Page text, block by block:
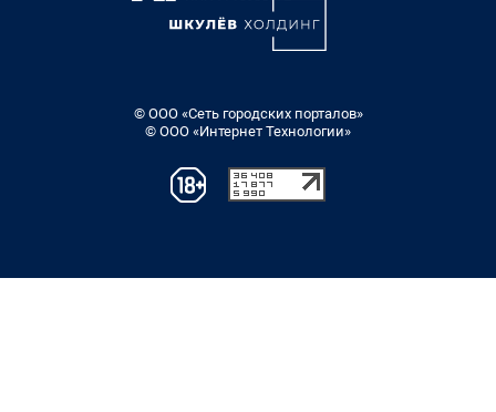
© ООО «Сеть городских порталов»
© ООО «Интернет Технологии»